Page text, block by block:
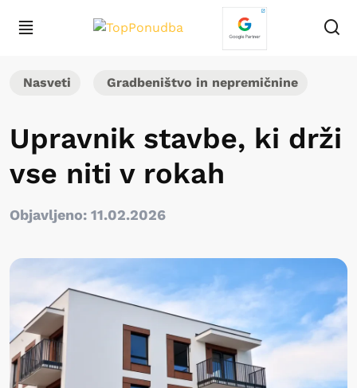
Nasveti Gradbeništvo in nepremičnine
Upravnik stavbe, ki drži
vse niti v rokah
Objavljeno: 11.02.2026